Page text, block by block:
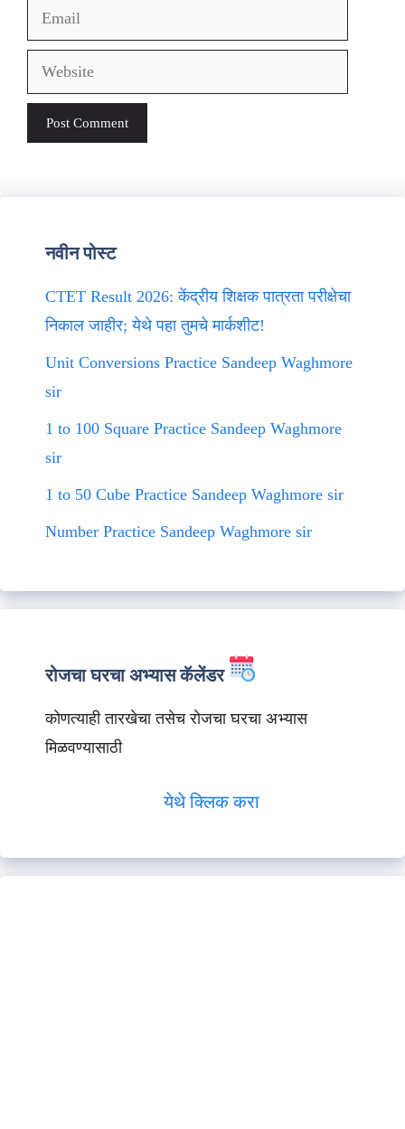
Email
Website
नवीन पोस्ट
CTET Result 2026: केंद्रीय शिक्षक पात्रता परीक्षेचा
निकाल जाहीर; येथे पहा तुमचे मार्कशीट!
Unit Conversions Practice Sandeep Waghmore
sir
1 to 100 Square Practice Sandeep Waghmore
sir
1 to 50 Cube Practice Sandeep Waghmore sir
Number Practice Sandeep Waghmore sir
रोजचा घरचा अभ्यास कॅलेंडर
कोणत्याही तारखेचा तसेच रोजचा घरचा अभ्यास
मिळवण्यासाठी
येथे क्लिक करा